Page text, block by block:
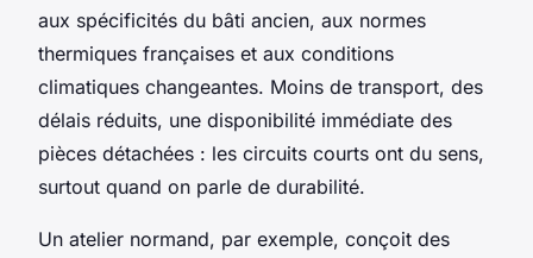
aux spécificités du bâti ancien, aux normes
thermiques françaises et aux conditions
climatiques changeantes. Moins de transport, des
délais réduits, une disponibilité immédiate des
pièces détachées : les circuits courts ont du sens,
surtout quand on parle de durabilité.
Un atelier normand, par exemple, conçoit des